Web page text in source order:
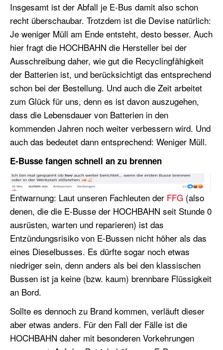
Insgesamt ist der Abfall je E-Bus damit also schon
recht überschaubar. Trotzdem ist die Devise natürlich:
Je weniger Müll am Ende entsteht, desto besser. Auch
hier fragt die HOCHBAHN die Hersteller bei der
Ausschreibung daher, wie gut die Recyclingfähigkeit
der Batterien ist, und berücksichtigt das entsprechend
schon bei der Bestellung. Und auch die Zeit arbeitet
zum Glück für uns, denn es ist davon auszugehen,
dass die Lebensdauer von Batterien in den
kommenden Jahren noch weiter verbessern wird. Und
auch das bedeutet dann entsprechend: Weniger Müll.
E-Busse fangen schnell an zu brennen
Entwarnung: Laut unseren Fachleuten der FFG (also
denen, die die E-Busse der HOCHBAHN seit Stunde 0
ausrüsten, warten und reparieren) ist das
Entzündungsrisiko von E-Bussen nicht höher als das
eines Dieselbusses. Es dürfte sogar noch etwas
niedriger sein, denn anders als bei den klassischen
Bussen ist ja keine (bzw. kaum) brennbare Flüssigkeit
an Bord.
Sollte es dennoch zu Brand kommen, verläuft dieser
aber etwas anders. Für den Fall der Fälle ist die
HOCHBAHN daher mit besonderen Vorkehrungen